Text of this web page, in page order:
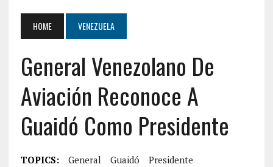
HOME VENEZUELA
General Venezolano De
Aviación Reconoce A
Guaidó Como Presidente
TOPICS: General Guaidó
Presidente